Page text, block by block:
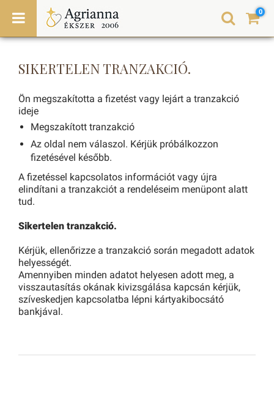
0
SIKERTELEN TRANZAKCIÓ.
Ön megszakította a fizetést vagy lejárt a tranzakció
ideje
Megszakított tranzakció
Az oldal nem válaszol. Kérjük próbálkozzon
fizetésével később.
A fizetéssel kapcsolatos információt vagy újra
elindítani a tranzakciót a rendeléseim menüpont alatt
tud.
Sikertelen tranzakció.
Kérjük, ellenőrizze a tranzakció során megadott adatok
helyességét.
Amennyiben minden adatot helyesen adott meg, a
visszautasítás okának kivizsgálása kapcsán kérjük,
szíveskedjen kapcsolatba lépni kártyakibocsátó
bankjával.